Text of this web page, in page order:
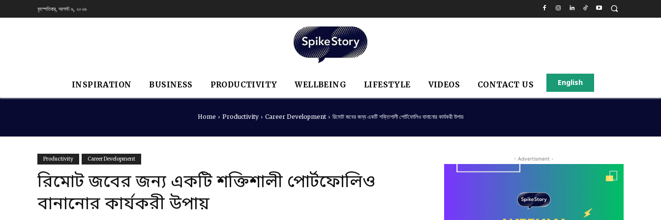
বৃহস্পতিবার, আগস্ট ৬, ২০২৬
INSPIRATION BUSINESS PRODUCTIVITY WELLBEING LIFESTYLE VIDEOS CONTACT US English
Home Productivity Career Development রিমোট জবের জন্য একটি শক্তিশালী পোর্টফোলিও বানানোর কার্যকরী উপায়
Productivity Career Development
রিমোট জবের জন্য একটি শক্তিশালী পোর্টফোলিও
বানানোর কার্যকরী উপায়
- Advertisment -